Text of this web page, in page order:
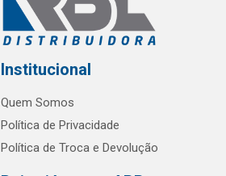
Institucional
Quem Somos
Política de Privacidade
Política de Troca e Devolução